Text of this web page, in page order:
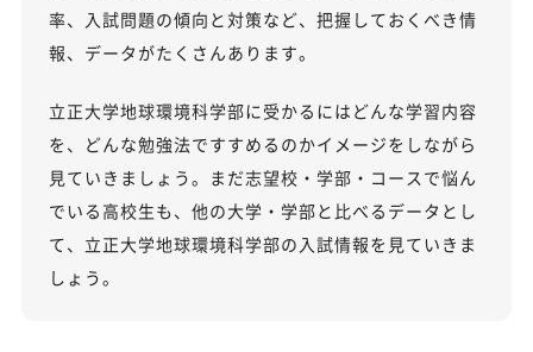
率、入試問題の傾向と対策など、把握しておくべき情
報、データがたくさんあります。
立正大学地球環境科学部に受かるにはどんな学習内容
を、どんな勉強法ですすめるのかイメージをしながら
見ていきましょう。まだ志望校・学部・コースで悩ん
でいる高校生も、他の大学・学部と比べるデータとし
て、立正大学地球環境科学部の入試情報を見ていきま
しょう。